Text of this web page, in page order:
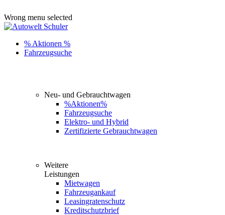
Wrong menu selected
% Aktionen %
Fahrzeugsuche
Neu- und Gebrauchtwagen
%Aktionen%
Fahrzeugsuche
Elektro- und Hybrid
Zertifizierte Gebrauchtwagen
Weitere
Leistungen
Mietwagen
Fahrzeugankauf
Leasingratenschutz
Kreditschutzbrief